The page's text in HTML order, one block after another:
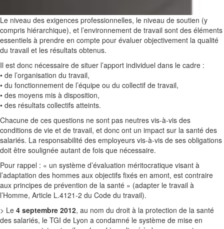
Le niveau des exigences professionnelles, le niveau de soutien (y
compris hiérarchique), et l’environnement de travail sont des éléments
essentiels à prendre en compte pour évaluer objectivement la qualité
du travail et les résultats obtenus.
Il est donc nécessaire de situer l’apport individuel dans le cadre :
• de l’organisation du travail,
• du fonctionnement de l’équipe ou du collectif de travail,
• des moyens mis à disposition,
• des résultats collectifs atteints.
Chacune de ces questions ne sont pas neutres vis-à-vis des
conditions de vie et de travail, et donc ont un impact sur la santé des
salariés. La responsabilité des employeurs vis-à-vis de ses obligations
doit être soulignée autant de fois que nécessaire.
Pour rappel : « un système d’évaluation méritocratique visant à
l’adaptation des hommes aux objectifs fixés en amont, est contraire
aux principes de prévention de la santé » (adapter le travail à
l’Homme, Article L.4121-2 du Code du travail).
> Le 4 septembre 2012, au nom du droit à la protection de la santé
des salariés, le TGI de Lyon a condamné le système de mise en